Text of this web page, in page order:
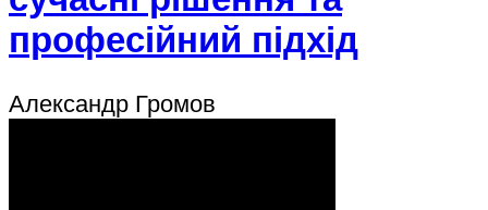
професійний підхід
Александр Громов